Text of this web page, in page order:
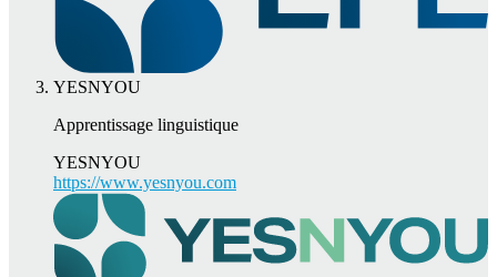
YESNYOU
Apprentissage linguistique
YESNYOU
https://www.yesnyou.com